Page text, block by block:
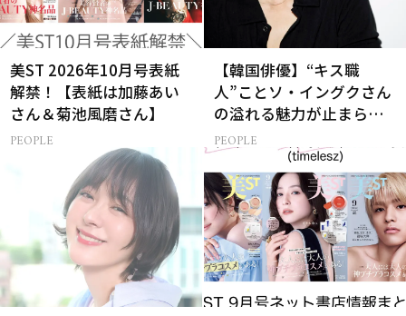
美ST 2026年10月号表紙
解禁！【表紙は加藤あい
さん＆菊池風磨さん】
PEOPLE
【韓国俳優】“キス職
人”ことソ・イングクさん
の溢れる魅力が止まらな
い【特別画像集】
PEOPLE